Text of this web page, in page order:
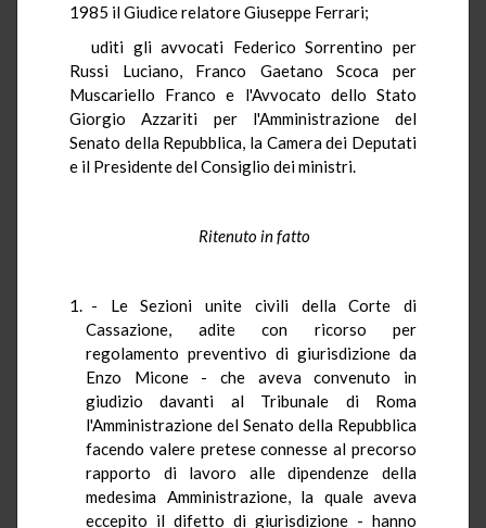
1985 il Giudice relatore Giuseppe Ferrari;
uditi gli avvocati Federico Sorrentino per
Russi Luciano, Franco Gaetano Scoca per
Muscariello Franco e l'Avvocato dello Stato
Giorgio Azzariti per l'Amministrazione del
Senato della Repubblica, la Camera dei Deputati
e il Presidente del Consiglio dei ministri.
Ritenuto in fatto
- Le Sezioni unite civili della Corte di
Cassazione, adite con ricorso per
regolamento preventivo di giurisdizione da
Enzo Micone - che aveva convenuto in
giudizio davanti al Tribunale di Roma
l'Amministrazione del Senato della Repubblica
facendo valere pretese connesse al precorso
rapporto di lavoro alle dipendenze della
medesima Amministrazione, la quale aveva
eccepito il difetto di giurisdizione - hanno